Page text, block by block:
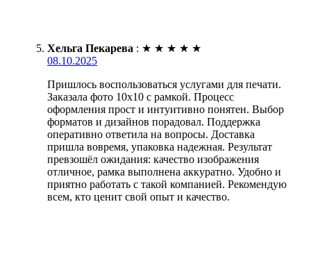
Хельга Пекарева : ★ ★ ★ ★ ★
08.10.2025
Пришлось воспользоваться услугами для печати.
Заказала фото 10х10 с рамкой. Процесс
оформления прост и интуитивно понятен. Выбор
форматов и дизайнов порадовал. Поддержка
оперативно ответила на вопросы. Доставка
пришла вовремя, упаковка надежная. Результат
превзошёл ожидания: качество изображения
отличное, рамка выполнена аккуратно. Удобно и
приятно работать с такой компанией. Рекомендую
всем, кто ценит свой опыт и качество.